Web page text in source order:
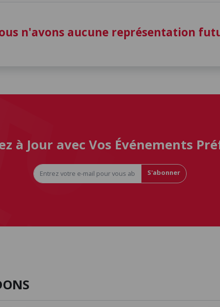
n'avons aucune représentation
à Jour avec Vos Événements
S'abonner